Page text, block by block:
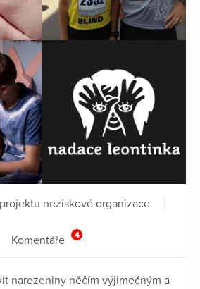
neziskové organizace
Komentáře 4
narozeniny něčím výjimečným a